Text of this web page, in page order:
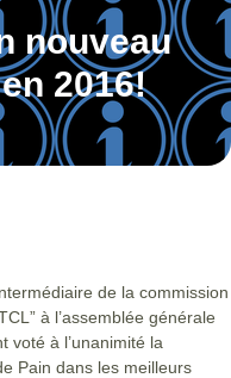
nouveau
2016!
de la commission
à l’assemblée générale
voté à l’unanimité la
Pain dans les meilleurs